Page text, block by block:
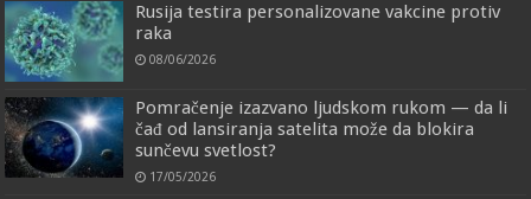
Rusija testira personalizovane vakcine protiv
raka
08/06/2026
Pomračenje izazvano ljudskom rukom — da li
čađ od lansiranja satelita može da blokira
sunčevu svetlost?
17/05/2026